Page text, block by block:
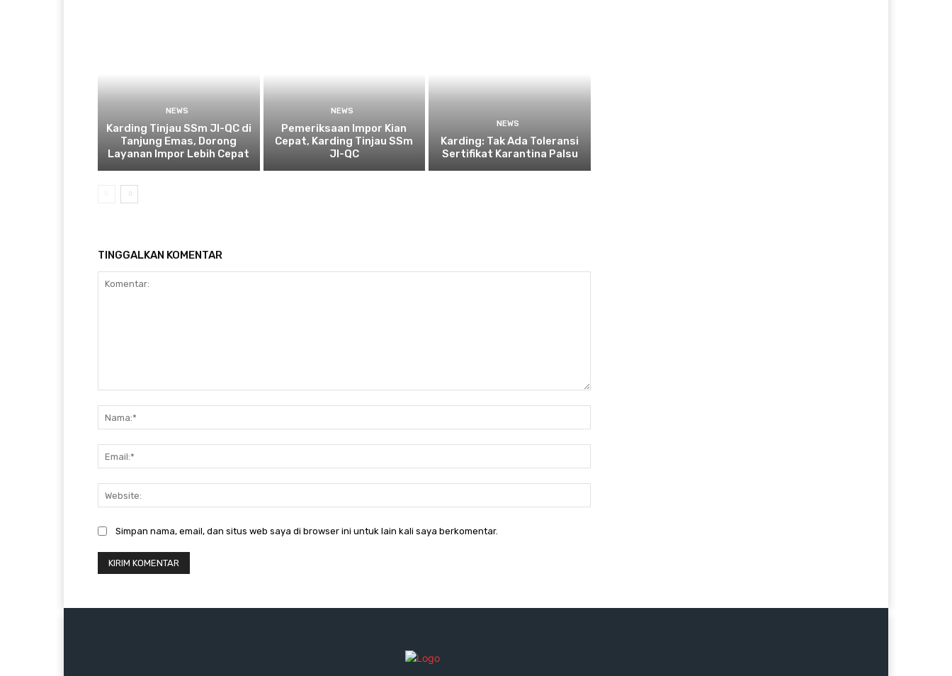
NEWS
Karding Tinjau SSm JI-QC di
Tanjung Emas, Dorong
Layanan Impor Lebih Cepat
NEWS
Pemeriksaan Impor Kian
Cepat, Karding Tinjau SSm
JI-QC
NEWS
Karding: Tak Ada Toleransi
Sertifikat Karantina Palsu
TINGGALKAN KOMENTAR
Simpan nama, email, dan situs web saya di browser ini untuk lain kali saya berkomentar.